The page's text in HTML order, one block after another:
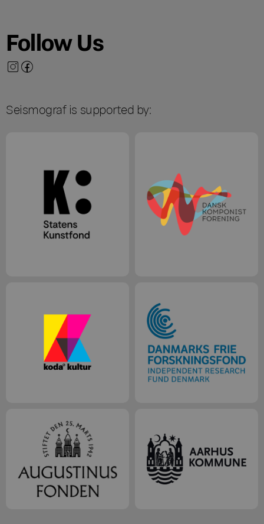
Follow Us
Seismograf is supported by: